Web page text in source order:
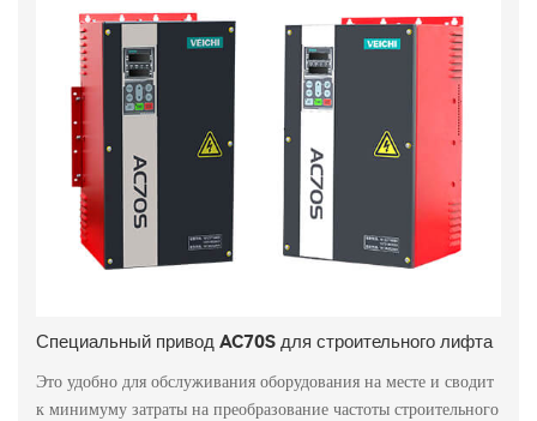
Специальный привод AC70S для строительного лифта
Это удобно для обслуживания оборудования на месте и сводит
к минимуму затраты на преобразование частоты строительного